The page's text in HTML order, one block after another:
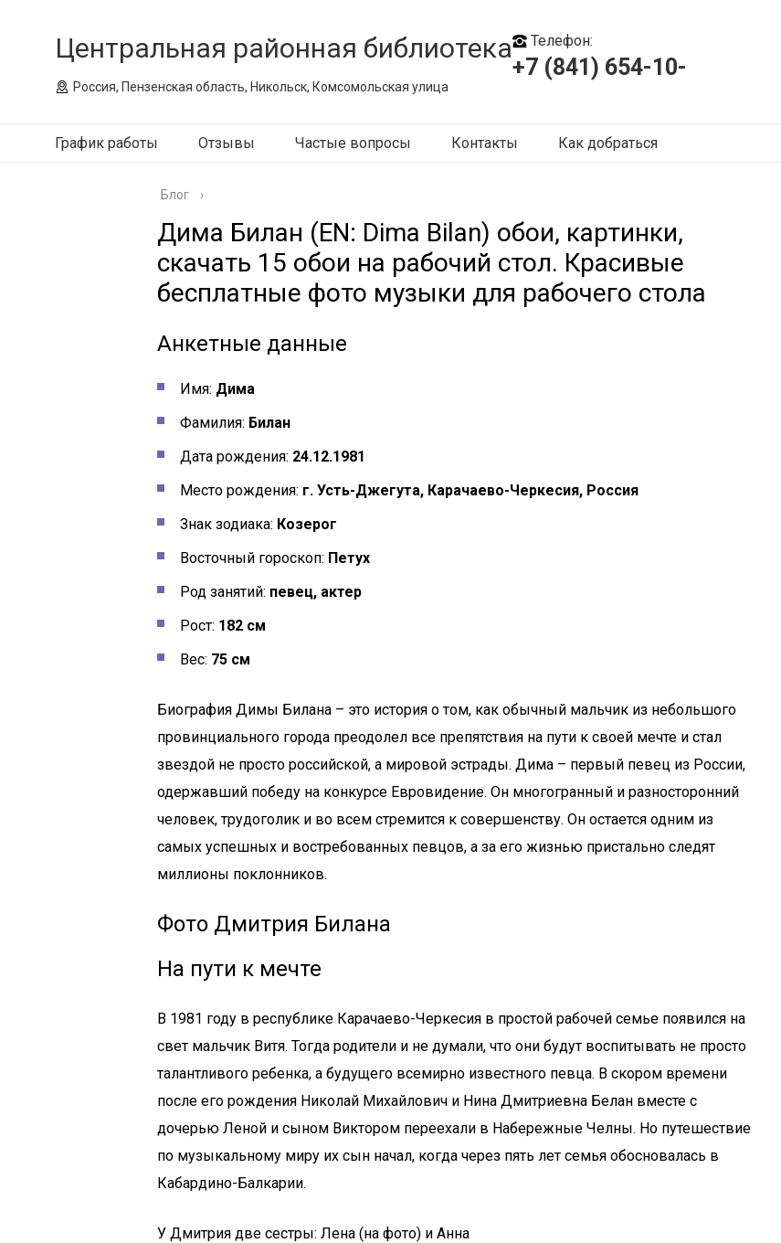
Центральная районная библиотека
Россия, Пензенская область, Никольск, Комсомольская улица
Телефон:
+7 (841) 654-10-
График работы Отзывы Частые вопросы Контакты Как добраться
Блог ›
Дима Билан (EN: Dima Bilan) обои, картинки,
скачать 15 обои на рабочий стол. Красивые
бесплатные фото музыки для рабочего стола
Анкетные данные
Имя: Дима
Фамилия: Билан
Дата рождения: 24.12.1981
Место рождения: г. Усть-Джегута, Карачаево-Черкесия, Россия
Знак зодиака: Козерог
Восточный гороскоп: Петух
Род занятий: певец, актер
Рост: 182 см
Вес: 75 см
Биография Димы Билана – это история о том, как обычный мальчик из небольшого
провинциального города преодолел все препятствия на пути к своей мечте и стал
звездой не просто российской, а мировой эстрады. Дима – первый певец из России,
одержавший победу на конкурсе Евровидение. Он многогранный и разносторонний
человек, трудоголик и во всем стремится к совершенству. Он остается одним из
самых успешных и востребованных певцов, а за его жизнью пристально следят
миллионы поклонников.
Фото Дмитрия Билана
На пути к мечте
В 1981 году в республике Карачаево-Черкесия в простой рабочей семье появился на
свет мальчик Витя. Тогда родители и не думали, что они будут воспитывать не просто
талантливого ребенка, а будущего всемирно известного певца. В скором времени
после его рождения Николай Михайлович и Нина Дмитриевна Белан вместе с
дочерью Леной и сыном Виктором переехали в Набережные Челны. Но путешествие
по музыкальному миру их сын начал, когда через пять лет семья обосновалась в
Кабардино-Балкарии.
У Дмитрия две сестры: Лена (на фото) и Анна